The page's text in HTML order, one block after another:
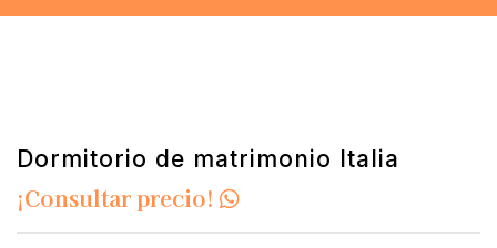
Dormitorio de matrimonio Italia
¡Consultar precio!